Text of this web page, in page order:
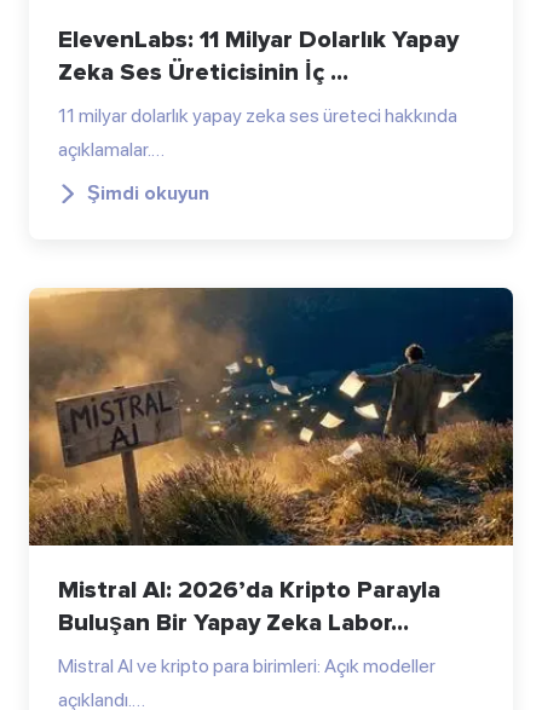
ElevenLabs: 11 Milyar Dolarlık Yapay
Zeka Ses Üreticisinin İç ...
11 milyar dolarlık yapay zeka ses üreteci hakkında
açıklamalar.…
Şimdi okuyun
Mistral AI: 2026’da Kripto Parayla
Buluşan Bir Yapay Zeka Labor...
Mistral AI ve kripto para birimleri: Açık modeller
açıklandı.…